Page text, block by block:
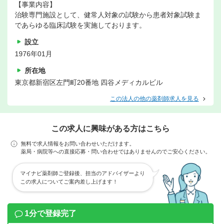
【事業内容】
治験専門施設として、健常人対象の試験から患者対象試験ま
であらゆる臨床試験を実施しております。
設立
1976年01月
所在地
東京都新宿区左門町20番地 四谷メディカルビル
この法人の他の薬剤師求人を見る
この求人に興味がある方はこちら
無料で求人情報をお問い合わせいただけます。
薬局・病院等への直接応募・問い合わせではありませんのでご安心ください。
マイナビ薬剤師ご登録後、担当のアドバイザーより
この求人についてご案内差し上げます！
1分で登録完了